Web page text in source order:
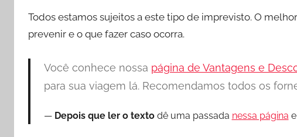
i
a
E
p
Todos estamos sujeitos a este tipo de imprevisto. O
prevenir e o que fazer caso ocorra.
Você conhece nossa página de Vantagens e
para sua viagem lá. Recomendamos todos os
Depois que ler o textodê uma passada nessa página